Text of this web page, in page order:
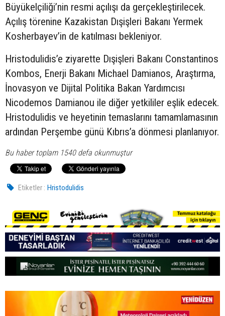
Büyükelçiliği’nin resmi açılışı da gerçekleştirilecek.
Açılış törenine Kazakistan Dışişleri Bakanı Yermek
Kosherbayev’in de katılması bekleniyor.
Hristodulidis’e ziyarette Dışişleri Bakanı Constantinos
Kombos, Enerji Bakanı Michael Damianos, Araştırma,
İnovasyon ve Dijital Politika Bakan Yardımcısı
Nicodemos Damianou ile diğer yetkililer eşlik edecek.
Hristodulidis ve heyetinin temaslarını tamamlamasının
ardından Perşembe günü Kıbrıs’a dönmesi planlanıyor.
Bu haber toplam 1540 defa okunmuştur
Etiketler : Hristodulidis